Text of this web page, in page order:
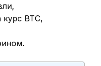
BTC,